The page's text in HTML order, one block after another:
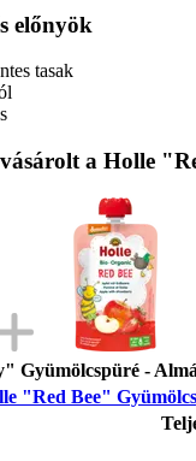
előnyök
tasak
a Holle
Gyümölcspüré -
"Red Bee"